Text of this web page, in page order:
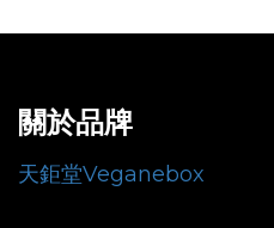
關於品牌
天鉅堂Veganebox